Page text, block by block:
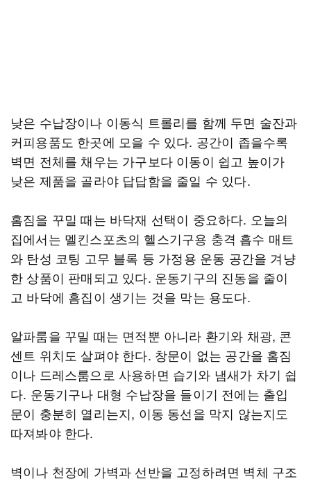
낮은 수납장이나 이동식 트롤리를 함께 두면 술잔과
커피용품도 한곳에 모을 수 있다. 공간이 좁을수록
벽면 전체를 채우는 가구보다 이동이 쉽고 높이가
낮은 제품을 골라야 답답함을 줄일 수 있다.
홈짐을 꾸밀 때는 바닥재 선택이 중요하다. 오늘의
집에서는 멜킨스포츠의 헬스기구용 충격 흡수 매트
와 탄성 코팅 고무 블록 등 가정용 운동 공간을 겨냥
한 상품이 판매되고 있다. 운동기구의 진동을 줄이
고 바닥에 흠집이 생기는 것을 막는 용도다.
알파룸을 꾸밀 때는 면적뿐 아니라 환기와 채광, 콘
센트 위치도 살펴야 한다. 창문이 없는 공간을 홈짐
이나 드레스룸으로 사용하면 습기와 냄새가 차기 쉽
다. 운동기구나 대형 수납장을 들이기 전에는 출입
문이 충분히 열리는지, 이동 동선을 막지 않는지도
따져봐야 한다.
벽이나 천장에 가벽과 선반을 고정하려면 벽체 구조